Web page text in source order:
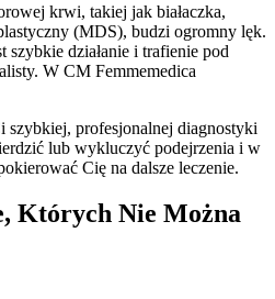
krwi, takiej jak białaczka,
(MDS), budzi ogromny lęk.
działanie i trafienie pod
W CM Femmemedica
szybkiej, profesjonalnej diagnostyki
lub wykluczyć podejrzenia i w
Cię na dalsze leczenie.
Których Nie Można